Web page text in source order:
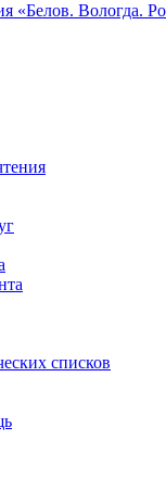
«Белов. Вологда.
списков